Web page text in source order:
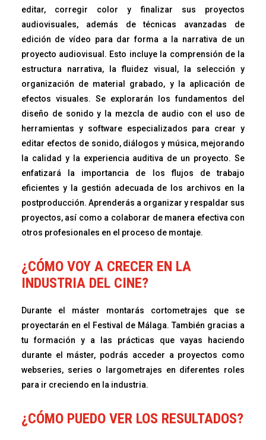
editar, corregir color y finalizar sus proyectos
audiovisuales, además de técnicas avanzadas de
edición de vídeo para dar forma a la narrativa de un
proyecto audiovisual. Esto incluye la comprensión de la
estructura narrativa, la fluidez visual, la selección y
organización de material grabado, y la aplicación de
efectos visuales. Se explorarán los fundamentos del
diseño de sonido y la mezcla de audio con el uso de
herramientas y software especializados para crear y
editar efectos de sonido, diálogos y música, mejorando
la calidad y la experiencia auditiva de un proyecto. Se
enfatizará la importancia de los flujos de trabajo
eficientes y la gestión adecuada de los archivos en la
postproducción. Aprenderás a organizar y respaldar sus
proyectos, así como a colaborar de manera efectiva con
otros profesionales en el proceso de montaje.
¿CÓMO VOY A CRECER EN LA
INDUSTRIA DEL CINE?
Durante el máster montarás cortometrajes que se
proyectarán en el Festival de Málaga. También gracias a
tu formación y a las prácticas que vayas haciendo
durante el máster, podrás acceder a proyectos como
webseries, series o largometrajes en diferentes roles
para ir creciendo en la industria.
¿CÓMO PUEDO VER LOS RESULTADOS?